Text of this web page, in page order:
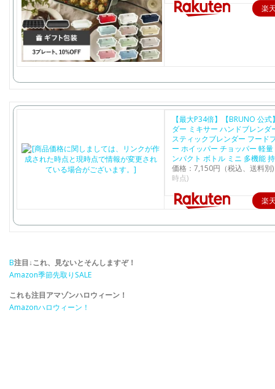
楽
【最大P34倍】【BRUNO 公
ダー ミキサー ハンドブレンダ
スティックブレンダー フード
ー ホイッパー チョッパー 軽
ンパクト ボトル ミニ 多機能
価格：7,150円（税込、送料別)
時点)
楽
B注目↓これ、見ないとそんしますぞ！
Amazon季節先取りSALE
これも注目アマゾンハロウィーン！
Amazonハロウィーン！